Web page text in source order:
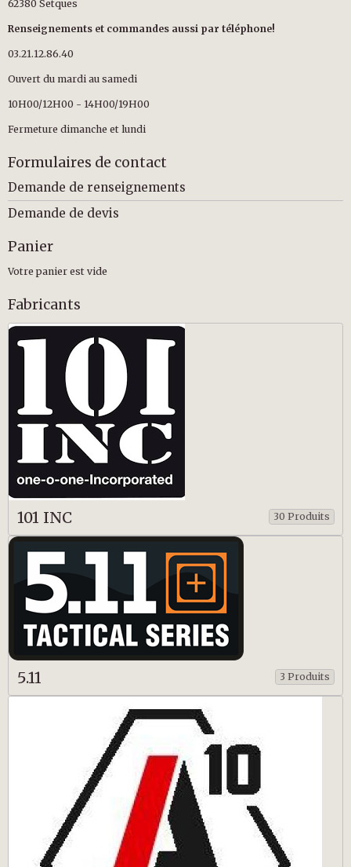
62380 Setques
Renseignements et commandes aussi par téléphone!
03.21.12.86.40
Ouvert du mardi au samedi
10H00/12H00 - 14H00/19H00
Fermeture dimanche et lundi
Formulaires de contact
Demande de renseignements
Demande de devis
Panier
Votre panier est vide
Fabricants
101 INC 30 Produits
5.11 3 Produits